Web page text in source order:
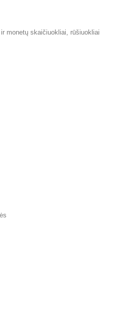
monetų skaičiuokliai, rūšiuokliai